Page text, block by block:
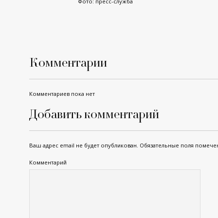
Комментарии
Комментариев пока нет
Добавить комментарий
Ваш адрес email не будет опубликован. Обязательные поля
Комментарий